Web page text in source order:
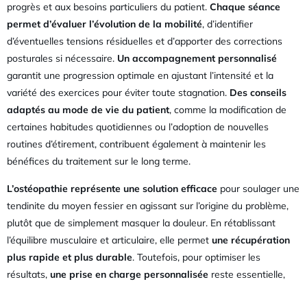
progrès et aux besoins particuliers du patient. Chaque séance
permet d’évaluer l’évolution de la mobilité, d’identifier
d’éventuelles tensions résiduelles et d’apporter des corrections
posturales si nécessaire. Un accompagnement personnalisé
garantit une progression optimale en ajustant l’intensité et la
variété des exercices pour éviter toute stagnation. Des conseils
adaptés au mode de vie du patient, comme la modification de
certaines habitudes quotidiennes ou l’adoption de nouvelles
routines d’étirement, contribuent également à maintenir les
bénéfices du traitement sur le long terme.
L’ostéopathie représente une solution efficace pour soulager une
tendinite du moyen fessier en agissant sur l’origine du problème,
plutôt que de simplement masquer la douleur. En rétablissant
l’équilibre musculaire et articulaire, elle permet une récupération
plus rapide et plus durable. Toutefois, pour optimiser les
résultats, une prise en charge personnalisée reste essentielle,